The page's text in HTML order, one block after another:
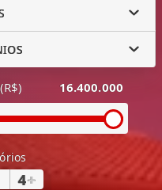
16.400.000
4+